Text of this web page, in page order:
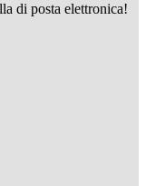
di posta elettronica!